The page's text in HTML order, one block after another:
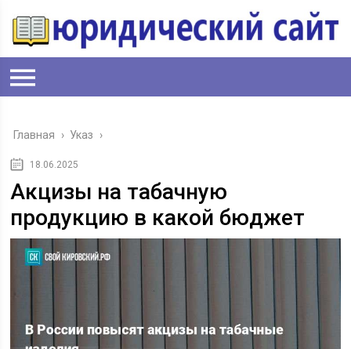
Главная › Указ ›
18.06.2025
Акцизы на табачную
продукцию в какой бюджет